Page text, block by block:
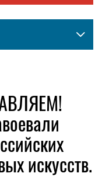
искусств.